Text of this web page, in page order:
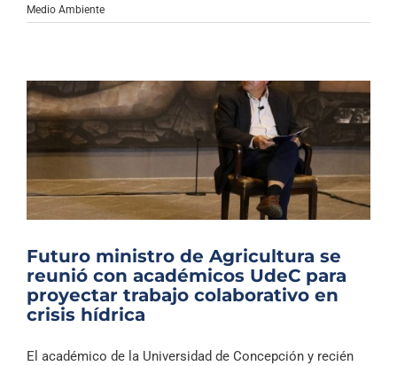
Medio Ambiente
Futuro ministro de Agricultura se
reunió con académicos UdeC para
proyectar trabajo colaborativo en
crisis hídrica
El académico de la Universidad de Concepción y recién